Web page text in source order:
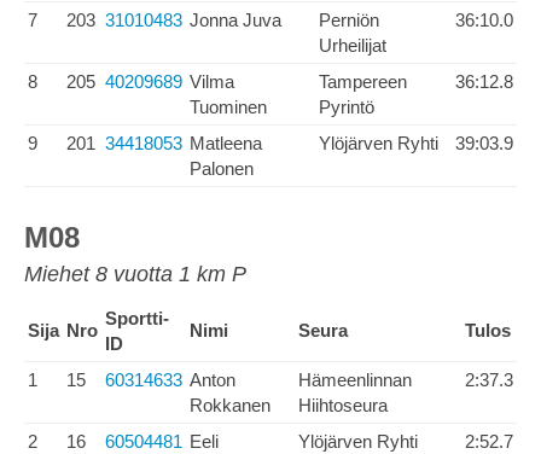
7 203 31010483 Jonna Juva
Perniön
Urheilijat
36:10.0
8 205 40209689 Vilma
Tuominen
Tampereen
Pyrintö
36:12.8
9 201 34418053 Matleena
Palonen
Ylöjärven Ryhti 39:03.9
M08
Miehet 8 vuotta 1 km P
Sija Nro
Sportti-
ID
Nimi Seura Tulos
1 15 60314633 Anton
Rokkanen
Hämeenlinnan
Hiihtoseura
2:37.3
2 16 60504481 Eeli
Ylöjärven Ryhti 2:52.7